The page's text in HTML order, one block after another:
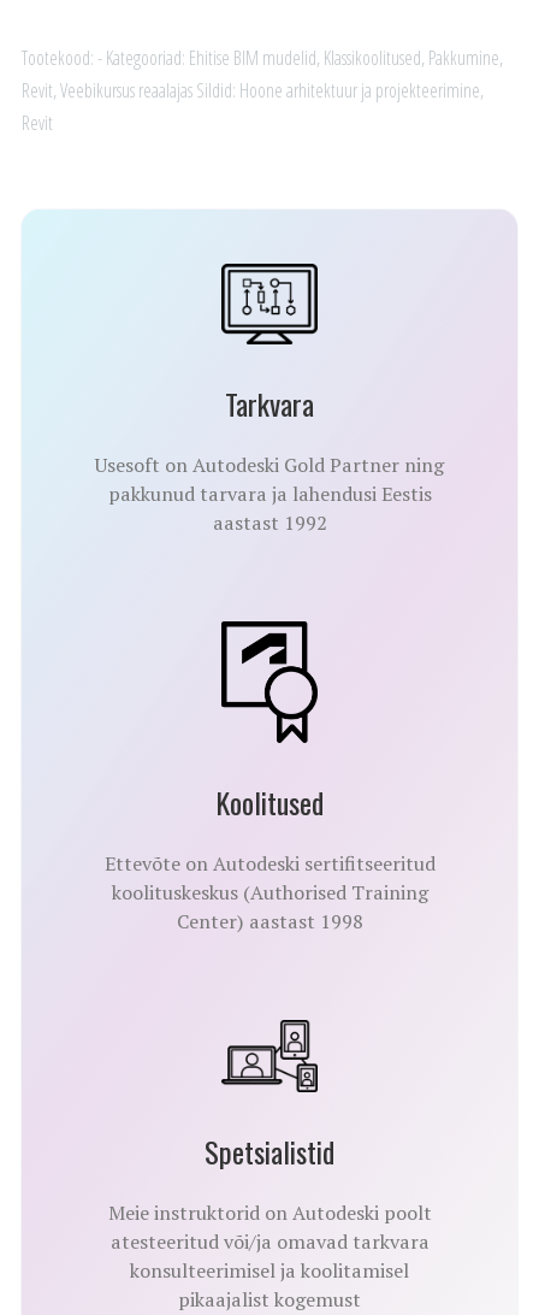
mudel
ja
eksport
Tootekood:-Kategooriad: Ehitise BIM mudelid, Klassikoolitused, Pakkumine,
Revit,Veebikursus reaalajasSildid: Hoone arhitektuur ja projekteerimine,
Revit
Tarkvara
Usesoft on Autodeski Gold Partner ning
pakkunud tarvara ja lahendusi Eestis
aastast 1992
Koolitused
Ettevõte on Autodeski sertifitseeritud
koolituskeskus (Authorised Training
Center) aastast 1998
Spetsialistid
Meie instruktorid on Autodeski poolt
atesteeritud või/ja omavad tarkvara
konsulteerimisel ja koolitamisel
pikaajalist kogemust